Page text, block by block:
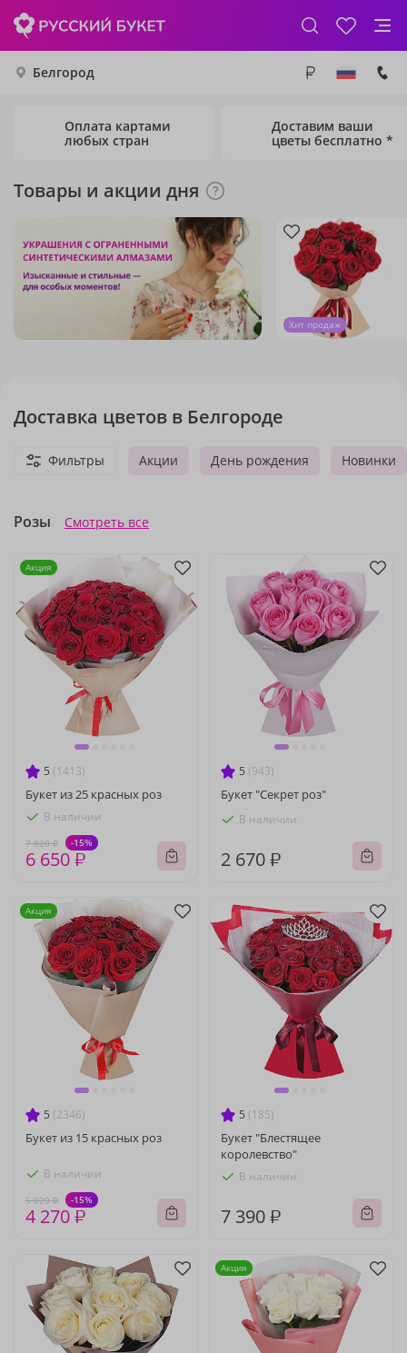
Белгород
Оплата картами
любых стран
Доставим ваши
цветы бесплатно *
Товары и акции дня
Хит продаж
Доставка цветов в Белгороде
Акции День рождения Новинки
Фильтры
Розы Смотреть все
5 (1413)
Букет из 25 красных роз
В наличии
7 820 ₽ -15%
6 650 ₽
Акция
5 (943)
Букет "Секрет роз"
В наличии
2 670 ₽
5 (2346)
Букет из 15 красных роз
В наличии
5 020 ₽ -15%
4 270 ₽
Акция
5 (185)
Букет "Блестящее
королевство"
В наличии
7 390 ₽
Акция